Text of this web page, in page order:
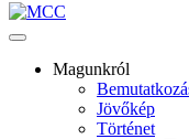
Magunkról
Jövőkép
Történet